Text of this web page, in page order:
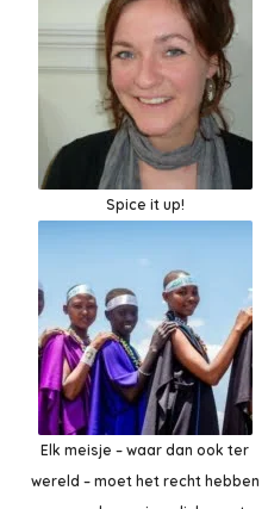
Spice it up!
Elk meisje – waar dan ook ter
wereld – moet het recht hebben